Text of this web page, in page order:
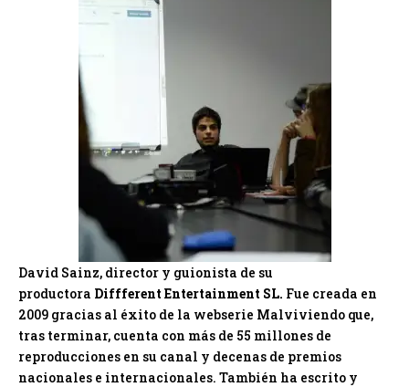
David Sainz, director y guionista de su
productora Diffferent Entertainment SL. Fue creada en
2009 gracias al éxito de la webserie Malviviendo que,
tras terminar, cuenta con más de 55 millones de
reproducciones en su canal y decenas de premios
nacionales e internacionales. También ha escrito y